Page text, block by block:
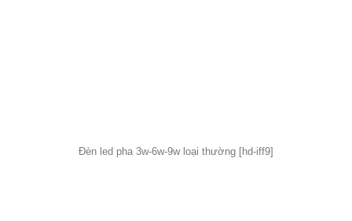
Đèn led pha 3w-6w-9w loại thường [hd-iff9]